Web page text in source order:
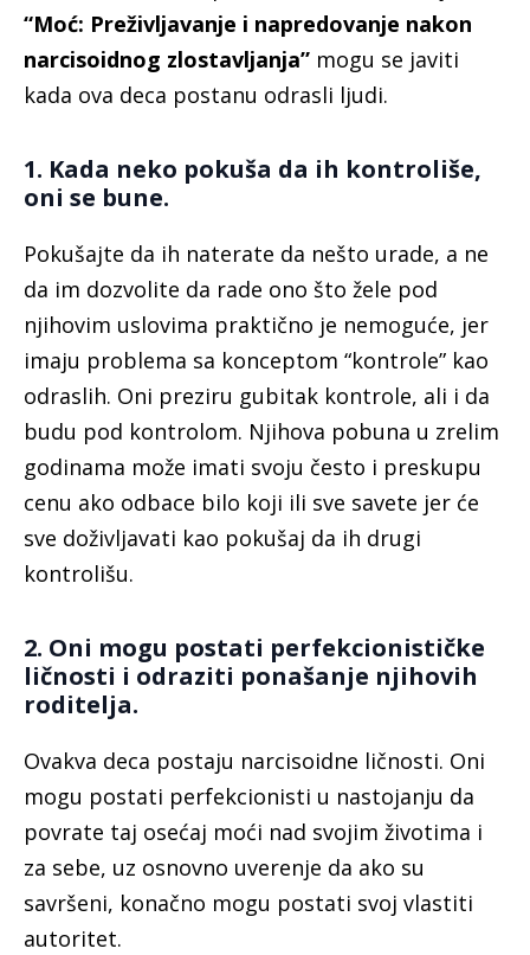
“Moć: Preživljavanje i napredovanje nakon
narcisoidnog zlostavljanja” mogu se javiti
kada ova deca postanu odrasli ljudi.
1. Kada neko pokuša da ih kontroliše,
oni se bune.
Pokušajte da ih naterate da nešto urade, a ne
da im dozvolite da rade ono što žele pod
njihovim uslovima praktično je nemoguće, jer
imaju problema sa konceptom “kontrole” kao
odraslih. Oni preziru gubitak kontrole, ali i da
budu pod kontrolom. Njihova pobuna u zrelim
godinama može imati svoju često i preskupu
cenu ako odbace bilo koji ili sve savete jer će
sve doživljavati kao pokušaj da ih drugi
kontrolišu.
2. Oni mogu postati perfekcionističke
ličnosti i odraziti ponašanje njihovih
roditelja.
Ovakva deca postaju narcisoidne ličnosti. Oni
mogu postati perfekcionisti u nastojanju da
povrate taj osećaj moći nad svojim životima i
za sebe, uz osnovno uverenje da ako su
savršeni, konačno mogu postati svoj vlastiti
autoritet.